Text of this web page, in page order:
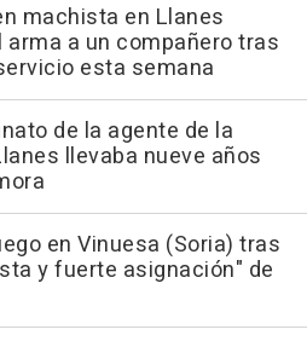
machista en Llanes
a un compañero tras
esta semana
de la agente de la
llevaba nueve años
en Vinuesa (Soria) tras
y fuerte asignación" de